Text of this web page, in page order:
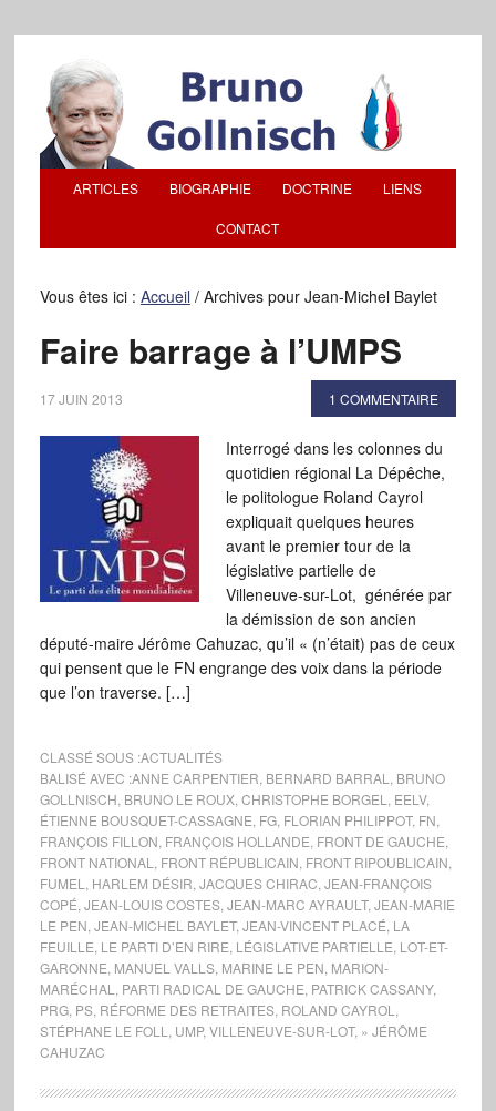
ARTICLES BIOGRAPHIE DOCTRINE LIENS
CONTACT
Vous êtes ici : Accueil /Archives pour Jean-Michel Baylet
Faire barrage à l’UMPS
17 JUIN 2013 1 COMMENTAIRE
Interrogé dans les colonnes du
quotidien régional La Dépêche,
le politologue Roland Cayrol
expliquait quelques heures
avant le premier tour de la
législative partielle de
Villeneuve-sur-Lot, générée par
la démission de son ancien
député-maire Jérôme Cahuzac, qu’il « (n’était) pas de ceux
qui pensent que le FN engrange des voix dans la période
que l’on traverse. […]
CLASSÉ SOUS :ACTUALITÉS
BALISÉ AVEC :ANNE CARPENTIER BERNARD BARRAL
BRUNO
GOLLNISCH BRUNO LE ROUX, CHRISTOPHE BORGEL EELV,
ÉTIENNE BOUSQUET-CASSAGNE FG, FLORIAN PHILIPPOT, FN
FRANÇOIS FILLON FRANÇOIS HOLLANDE FRONT DE GAUCHE
FRONT NATIONAL
FRONT RÉPUBLICAIN FRONT RIPOUBLICAIN
FUMEL
HARLEM DÉSIR JACQUES CHIRAC JEAN-FRANÇOIS
COPÉ JEAN-LOUIS COSTES, JEAN-MARC AYRAULT, JEAN-MARIE
LE PEN JEAN-MICHEL BAYLET, JEAN-VINCENT PLACÉ LA
FEUILLE LE PARTI D’EN RIRE LÉGISLATIVE PARTIELLE LOT-ET-
GARONNE MANUEL VALLS, MARINE LE PEN MARION-
MARÉCHAL
PARTI RADICAL DE GAUCHE PATRICK CASSANY,
PRG, PS, RÉFORME DES RETRAITES, ROLAND CAYROL
STÉPHANE LE FOLL
UMP, VILLENEUVE-SUR-LOT, » JÉRÔME
CAHUZAC